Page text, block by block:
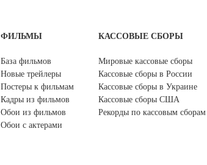
ФИЛЬМЫ
База фильмов
Новые трейлеры
Постеры к фильмам
Кадры из фильмов
Обои из фильмов
Обои с актерами
КАССОВЫЕ СБОРЫ
Мировые кассовые сборы
Кассовые сборы в России
Кассовые сборы в Украине
Кассовые сборы США
Рекорды по кассовым сборам